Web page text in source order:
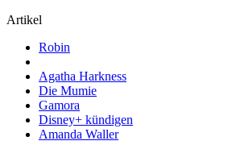
Artikel
Robin
Agatha Harkness
Die Mumie
Gamora
Disney+ kündigen
Amanda Waller